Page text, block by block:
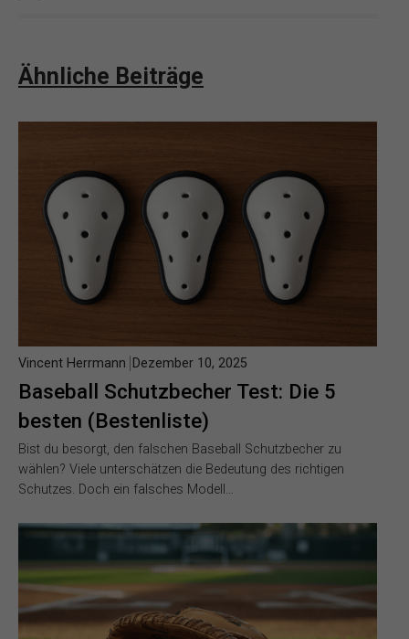
Ähnliche Beiträge
Baseball Schutzbecher Test: Die 5
besten (Bestenliste)
Vincent Herrmann Dezember 10, 2025
Bist du besorgt, den falschen Baseball Schutzbecher zu
wählen? Viele unterschätzen die Bedeutung des richtigen
Schutzes. Doch ein falsches Modell…